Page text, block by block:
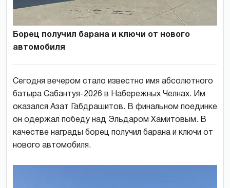
Борец получил барана и ключи от нового
автомобиля
Сегодня вечером стало известно имя абсолютного
батыра Сабантуя-2026 в Набережных Челнах. Им
оказался Азат Габдрашитов. В финальном поединке
он одержал победу над Эльдаром Хамитовым. В
качестве награды борец получил барана и ключи от
нового автомобиля.